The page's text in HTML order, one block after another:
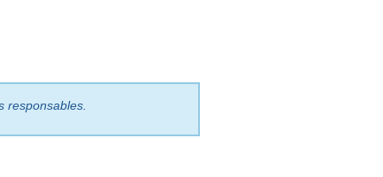
responsables.